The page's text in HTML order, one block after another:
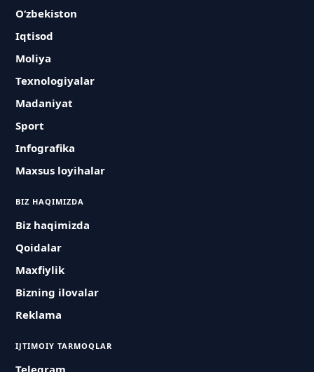
O‘zbekiston
Iqtisod
Moliya
Texnologiyalar
Madaniyat
Sport
Infografika
Maxsus loyihalar
BIZ HAQIMIZDA
Biz haqimizda
Qoidalar
Maxfiylik
Bizning ilovalar
Reklama
IJTIMOIY TARMOQLAR
Telegram